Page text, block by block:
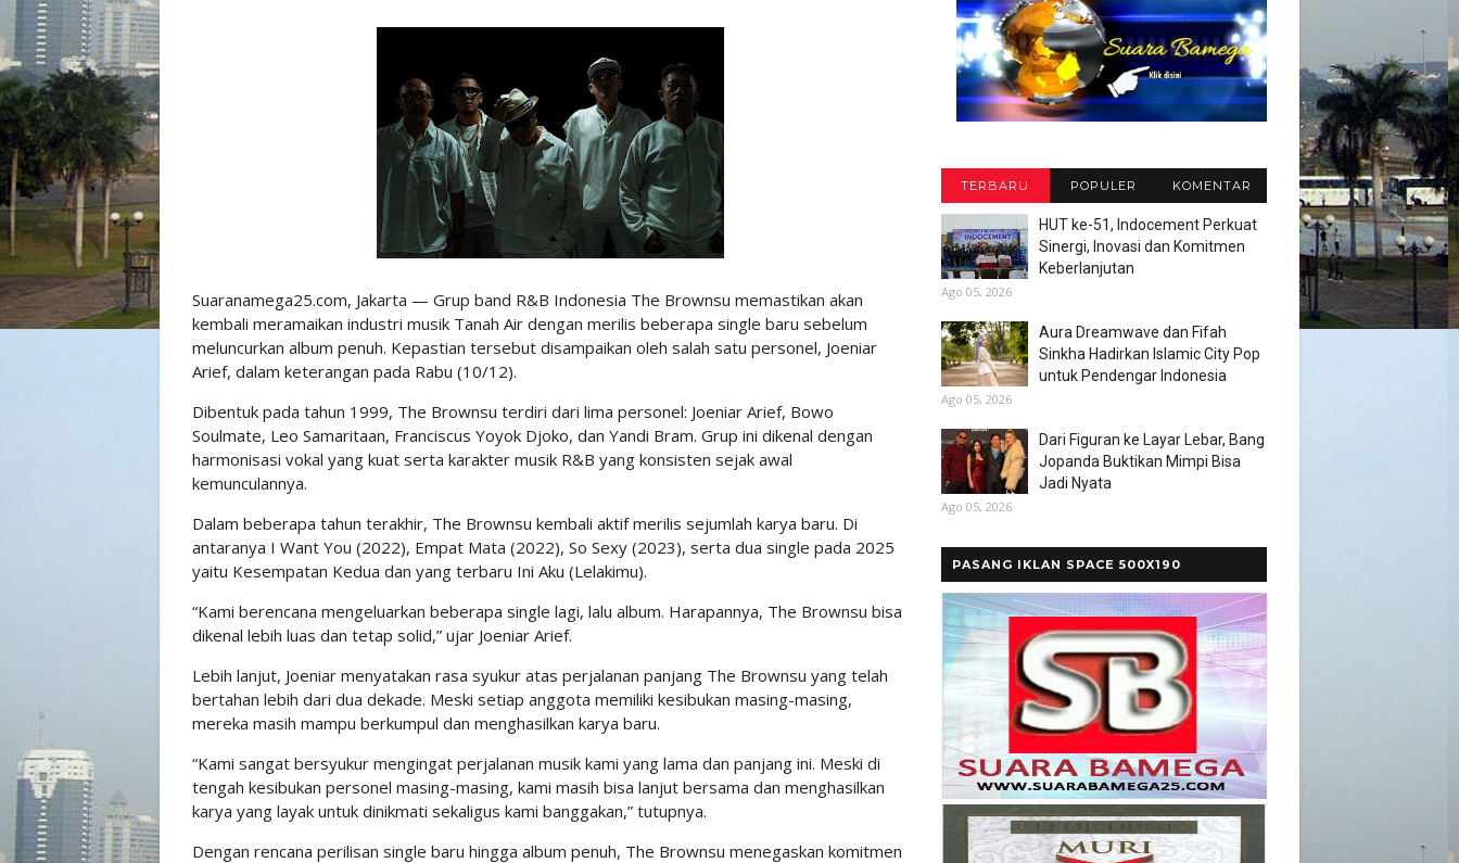
Suaranamega25.com, Jakarta — Grup band R&B Indonesia The Brownsu memastikan akan
kembali meramaikan industri musik Tanah Air dengan merilis beberapa single baru sebelum
meluncurkan album penuh. Kepastian tersebut disampaikan oleh salah satu personel, Joeniar
Arief, dalam keterangan pada Rabu (10/12).
Dibentuk pada tahun 1999, The Brownsu terdiri dari lima personel: Joeniar Arief, Bowo
Soulmate, Leo Samaritaan, Franciscus Yoyok Djoko, dan Yandi Bram. Grup ini dikenal dengan
harmonisasi vokal yang kuat serta karakter musik R&B yang konsisten sejak awal
kemunculannya.
Dalam beberapa tahun terakhir, The Brownsu kembali aktif merilis sejumlah karya baru. Di
antaranya I Want You (2022), Empat Mata (2022), So Sexy (2023), serta dua single pada 2025
yaitu Kesempatan Kedua dan yang terbaru Ini Aku (Lelakimu).
“Kami berencana mengeluarkan beberapa single lagi, lalu album. Harapannya, The Brownsu bisa
dikenal lebih luas dan tetap solid,” ujar Joeniar Arief.
Lebih lanjut, Joeniar menyatakan rasa syukur atas perjalanan panjang The Brownsu yang telah
bertahan lebih dari dua dekade. Meski setiap anggota memiliki kesibukan masing-masing,
mereka masih mampu berkumpul dan menghasilkan karya baru.
“Kami sangat bersyukur mengingat perjalanan musik kami yang lama dan panjang ini. Meski di
tengah kesibukan personel masing-masing, kami masih bisa lanjut bersama dan menghasilkan
karya yang layak untuk dinikmati sekaligus kami banggakan,” tutupnya.
Dengan rencana perilisan single baru hingga album penuh, The Brownsu menegaskan komitmen
TERBARU POPULER KOMENTAR
HUT ke-51, Indocement Perkuat
Sinergi, Inovasi dan Komitmen
Keberlanjutan
Ago 05, 2026
Aura Dreamwave dan Fifah
Sinkha Hadirkan Islamic City Pop
untuk Pendengar Indonesia
Ago 05, 2026
Dari Figuran ke Layar Lebar, Bang
Jopanda Buktikan Mimpi Bisa
Jadi Nyata
Ago 05, 2026
PASANG IKLAN SPACE 500X190